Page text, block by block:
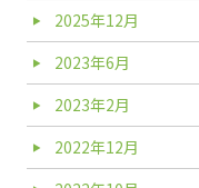
2025年12月
2023年6月
2023年2月
2022年12月